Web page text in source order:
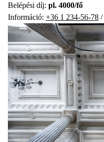
Belépési díj: pl. 4000/fő
Információ: +36 1 234-56-78 /